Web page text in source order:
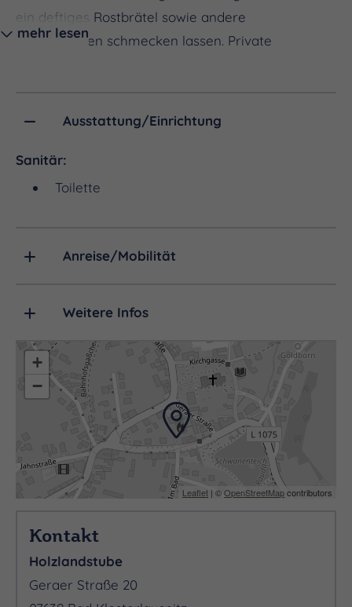
ein deftiges Rostbrätel sowie andere
Köstlichkeiten schmecken lassen. Private
mehr lesen
Ausstattung/Einrichtung
Sanitär:
Toilette
Anreise/Mobilität
Weitere Infos
+
−
Leaflet | ©OpenStreetMapcontributors
Kontakt
Holzlandstube
Geraer Straße 20